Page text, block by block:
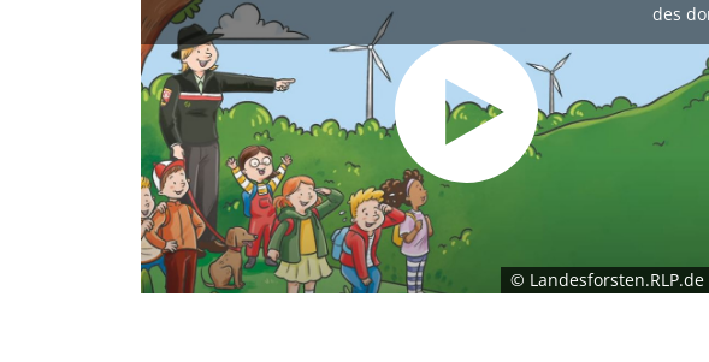
des
© Landesforsten.RLP.de